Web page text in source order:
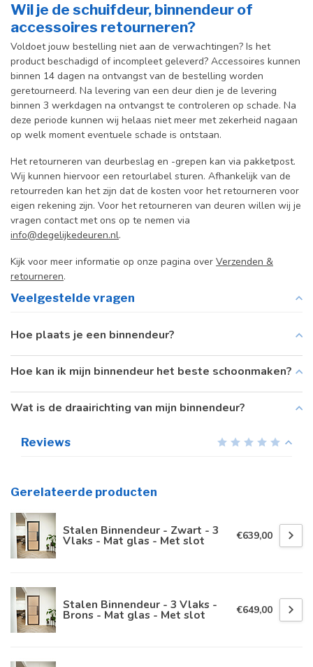
Wil je de schuifdeur, binnendeur of
accessoires retourneren?
Voldoet jouw bestelling niet aan de verwachtingen? Is het
product beschadigd of incompleet geleverd? Accessoires kunnen
binnen 14 dagen na ontvangst van de bestelling worden
geretourneerd. Na levering van een deur dien je de levering
binnen 3 werkdagen na ontvangst te controleren op schade. Na
deze periode kunnen wij helaas niet meer met zekerheid nagaan
op welk moment eventuele schade is ontstaan.
Het retourneren van deurbeslag en -grepen kan via pakketpost.
Wij kunnen hiervoor een retourlabel sturen. Afhankelijk van de
retourreden kan het zijn dat de kosten voor het retourneren voor
eigen rekening zijn. Voor het retourneren van deuren willen wij je
vragen contact met ons op te nemen via
info@degelijkedeuren.nl.
Kijk voor meer informatie op onze pagina over Verzenden &
retourneren.
Veelgestelde vragen
Hoe plaats je een binnendeur?
Hoe kan ik mijn binnendeur het beste schoonmaken?
Wat is de draairichting van mijn binnendeur?
Reviews
Gerelateerde producten
Stalen Binnendeur - Zwart - 3
Vlaks - Mat glas - Met slot €639,00
Stalen Binnendeur - 3 Vlaks -
Brons - Mat glas - Met slot €649,00